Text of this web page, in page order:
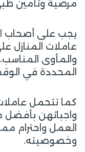
مرضية وتأمين
يجب على أصحاب
عاملات المنازل
والمأوى
المحددة في
كما تتحمل
واجباتهن بأفضل
العمل واحترام
وخصوصيته.